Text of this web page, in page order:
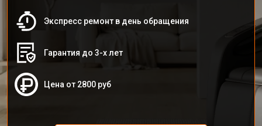
Экспресс ремонт в день обращения
Гарантия до 3-х лет
Цена от 2800 руб